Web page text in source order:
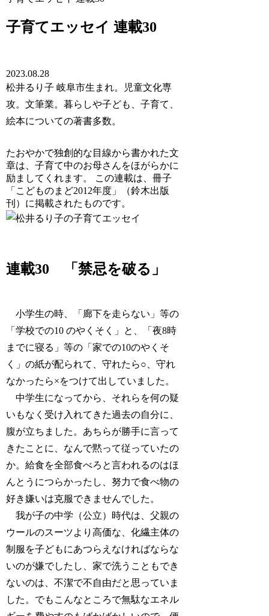
子育てエッセイ 連載30
2023.08.28
松井るり子 岐阜市生まれ。児童文化専
攻。文筆業。暮らしや子ども、子育て、
絵本についての著書多数。
たおやかで独創的な目線から書かれた文
章は、子育て中のお母さんをほがらかに
励ましてくれます。 この連載は、冊子
「こどものまど2012年度」（鈴木出版
刊）に掲載されたものです。
連載30 「禁忌を破る」
小学生の時、「廊下を走らない」等の
「学校での10 のやくそく」と、「夜8時
までに寝る」等の「家での10のやくそ
く」の紙が配られて、守れたら○、守れ
なかったら×をつけて出していました。
中学生になってから、それらを何の疑
いもなく受け入れてきた過去の自分に、
腹が立ちました。あちらが勝手に言って
きたことに、なんで黙って従っていたの
か。給食を全部食べろと言われるのはほ
んとうにつらかったし、努力で食べ物の
好き嫌いは克服できませんでした。
我が子の中学（公立）時代は、父親の
ウールのスーツより高価な、化繊主体の
制服を子どもにあつらえなければならな
いのが嫌でしたし、家で洗うこともでき
ないのは、不潔で不自由だと思っていま
した。でもこんなところで無駄なエネル